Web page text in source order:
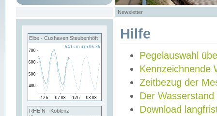
Newsletter
Elbe - Cuxhaven Steubenhöft
RHEIN - Koblenz
Hilfe
Pegelauswahl
Kennzeichnende
Zeitbezug der
Der Wasserstand
Download